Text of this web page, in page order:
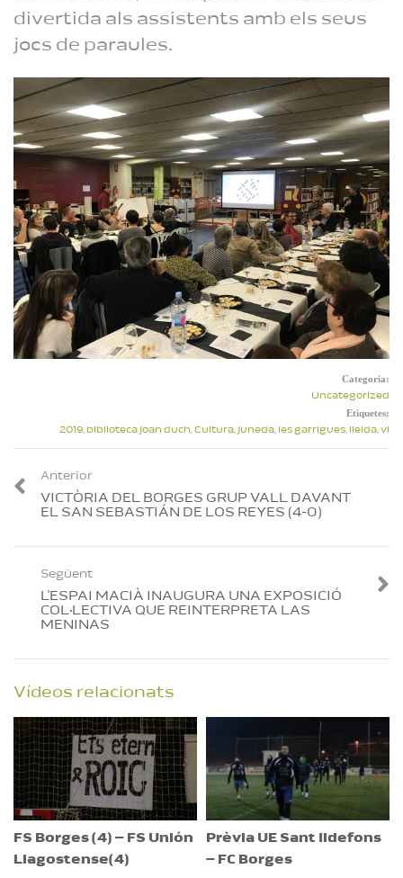
divertida als assistents amb els seus
jocs de paraules.
Categoria:
Uncategorized
Etiquetes:
2019, biblioteca joan duch,Cultura, juneda, les garrigues, lleida,vi
Anterior
VICTÒRIA DEL BORGES GRUP VALL DAVANT
EL SAN SEBASTIÁN DE LOS REYES (4-0)
Següent
L’ESPAI MACIÀ INAUGURA UNA EXPOSICIÓ
COL·LECTIVA QUE REINTERPRETA LAS
MENINAS
Vídeos relacionats
FS Borges (4) – FS Unión
Llagostense(4)
Prèvia UE Sant Ildefons
– FC Borges